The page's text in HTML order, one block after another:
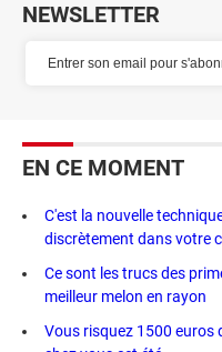
NEWSLETTER
EN CE MOMENT
C'est la nouvelle
discrètement dans votre
Ce sont les trucs des
meilleur melon en rayon
Vous risquez 1500 euros